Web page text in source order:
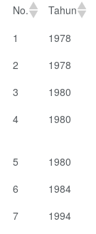
No. Tahun
1
1978
2
1978
3
1980
4
1980
5
1980
6
1984
7
1994